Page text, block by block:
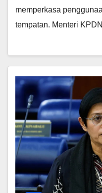
memperkasa
tempatan. Menteri